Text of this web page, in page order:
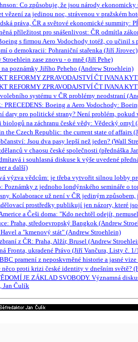
Co způsobuje, že jsou národy ekonomicky
vězení za jedinou noc, strávenou v pražském
práva, ČR a světové ekonomické summity:
příležitost pro snášenlivost: ČR odmítla
s firmou Aero Vodochody totéž, co učinil
o demokracii: Pohraniční stařenka (Jiří Jírovec)
Stroehlein zase znovu - o mně (Jiří Pehe)
na poznámky Jiřího Peheho (Andrew Stroehlein)
REFORMY ZPRAVODAJSTVÍ ČT IVANA
REFORMY ZPRAVODAJSTVÍ ČT IVANA
systému v ČR problémy neodstraní
PRECEDENS: Boeing a Aero Vodochody:
dary pro politické strany? Není problém, pokud
biologů na záchranu české vědy: Vědecký omyl
the Czech Republic: the current state of affairs
Jsou dva pasy lepší než jeden? (Wall
v chaosu české společnosti (přednáška
i souhlasná diskuse k výše uvedené
a další)
výzva vědcům: je třeba vytvořit silnou lobby
Poznámky z jednoho londýnského semináře o
Kolaborace už není v ČR jediným
prostředky publikují jen názory, které
a Češi doma: "Kdo nechtěl odejít,
Praha, středoevropský Bangkok (Andrew
a "kmenový stát" (Andrew Stroehlein)
z ČR: Praha, Alžír, Brusel (Andrew
Fronta, ukradené Právo (Jiří Vančura, Listy č.
pramení z neposkvrněné historie a jasné
něco proti krizi české identity v dnešním světě?
JE ZÁKLAD SVOBODY. Významná
Jan Čulík